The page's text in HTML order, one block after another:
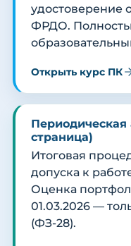
удостоверение
ФРДО.
Открыть курс ПК
Периодическая
страница)
Итоговая
допуска к
Оценка
01.03.2026 —
(ФЗ-28).